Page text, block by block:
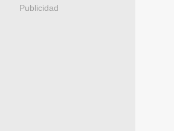
Publicidad